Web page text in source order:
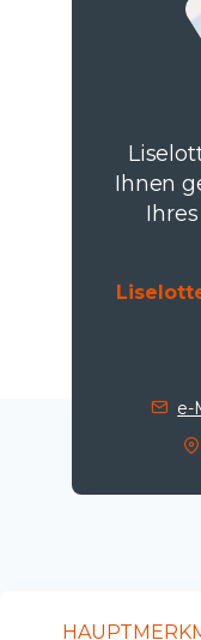
Ihnen
e-